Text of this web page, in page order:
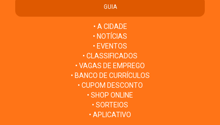
GUIA
• A CIDADE
• NOTÍCIAS
• EVENTOS
• CLASSIFICADOS
• VAGAS DE EMPREGO
• BANCO DE CURRÍCULOS
• CUPOM DESCONTO
• SHOP ONLINE
• SORTEIOS
• APLICATIVO